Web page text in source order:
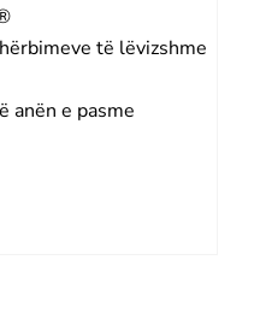
të lëvizshme
anën e pasme